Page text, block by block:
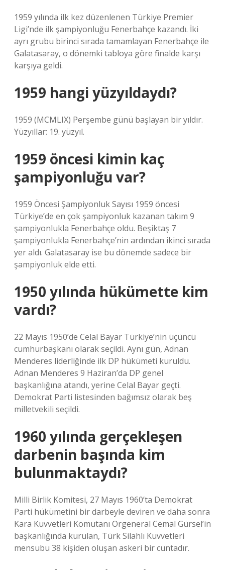
1959 yılında ilk kez düzenlenen Türkiye Premier
Ligi’nde ilk şampiyonluğu Fenerbahçe kazandı. İki
ayrı grubu birinci sırada tamamlayan Fenerbahçe ile
Galatasaray, o dönemki tabloya göre finalde karşı
karşıya geldi.
1959 hangi yüzyıldaydı?
1959 (MCMLIX) Perşembe günü başlayan bir yıldır.
Yüzyıllar: 19. yüzyıl.
1959 öncesi kimin kaç
şampiyonluğu var?
1959 Öncesi Şampiyonluk Sayısı 1959 öncesi
Türkiye’de en çok şampiyonluk kazanan takım 9
şampiyonlukla Fenerbahçe oldu. Beşiktaş 7
şampiyonlukla Fenerbahçe’nin ardından ikinci sırada
yer aldı. Galatasaray ise bu dönemde sadece bir
şampiyonluk elde etti.
1950 yılında hükümette kim
vardı?
22 Mayıs 1950’de Celal Bayar Türkiye’nin üçüncü
cumhurbaşkanı olarak seçildi. Aynı gün, Adnan
Menderes liderliğinde ilk DP hükümeti kuruldu.
Adnan Menderes 9 Haziran’da DP genel
başkanlığına atandı, yerine Celal Bayar geçti.
Demokrat Parti listesinden bağımsız olarak beş
milletvekili seçildi.
1960 yılında gerçekleşen
darbenin başında kim
bulunmaktaydı?
Milli Birlik Komitesi, 27 Mayıs 1960’ta Demokrat
Parti hükümetini bir darbeyle deviren ve daha sonra
Kara Kuvvetleri Komutanı Orgeneral Cemal Gürsel’in
başkanlığında kurulan, Türk Silahlı Kuvvetleri
mensubu 38 kişiden oluşan askeri bir cuntadır.